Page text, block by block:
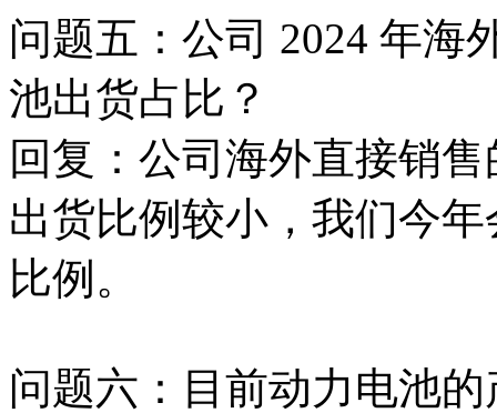
问题五：公司 2024 年海
池出货占比？
回复：公司海外直接销
出货比例较小，我们今
比例。
问题六：目前动力电池